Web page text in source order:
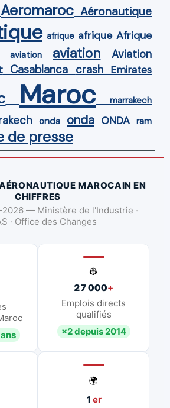
Aeromaroc Aéronautique
afrique afrique Afrique
aviation aviation Aviation
Casablanca crash Emirates
Maroc marrakech
onda onda ONDA ram
de presse
MAROCAIN EN
CHIFFRES
— Ministère de l'Industrie ·
· Office des Changes
👷
27 000+
Emplois directs
qualifiés
×2 depuis 2014
🌍
1 er